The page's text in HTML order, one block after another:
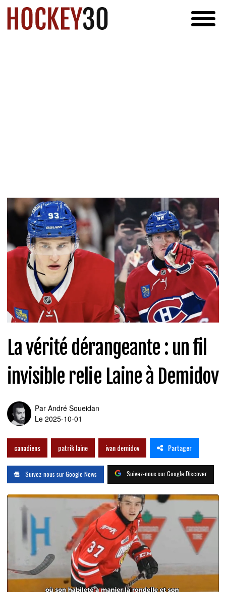
La vérité dérangeante : un fil
invisible relie Laine à Demidov
Par André Soueidan
Le 2025-10-01
canadiens patrik laine ivan demidov Partager
Suivez-nous sur Google News Suivez-nous sur Google Discover